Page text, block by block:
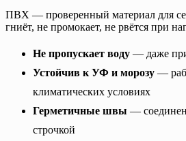
ПВХ — проверенный материал для
гниёт, не промокает, не рвётся при
Не пропускает воду — даже
Устойчив к УФ и морозу —
климатических условиях
Герметичные швы —
строчкой